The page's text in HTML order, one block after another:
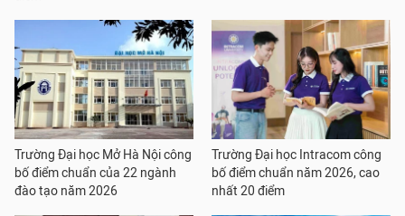
Trường Đại học Mở Hà Nội công
bố điểm chuẩn của 22 ngành
đào tạo năm 2026
Trường Đại học Intracom công
bố điểm chuẩn năm 2026, cao
nhất 20 điểm